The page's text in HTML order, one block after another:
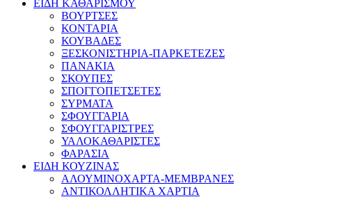
ΕΙΔΗ ΚΑΘΑΡΙΣΜΟΥ
ΒΟΥΡΤΣΕΣ
ΚΟΝΤΑΡΙΑ
ΚΟΥΒΑΔΕΣ
ΞΕΣΚΟΝΙΣΤΗΡΙΑ-ΠΑΡΚΕΤΕΖΕΣ
ΠΑΝΑΚΙΑ
ΣΚΟΥΠΕΣ
ΣΠΟΓΓΟΠΕΤΣΕΤΕΣ
ΣΥΡΜΑΤΑ
ΣΦΟΥΓΓΑΡΙΑ
ΣΦΟΥΓΓΑΡΙΣΤΡΕΣ
ΥΑΛΟΚΑΘΑΡΙΣΤΕΣ
ΦΑΡΑΣΙΑ
ΕΙΔΗ ΚΟΥΖΙΝΑΣ
ΑΛΟΥΜΙΝΟΧΑΡΤΑ-ΜΕΜΒΡΑΝΕΣ
ΑΝΤΙΚΟΛΛΗΤΙΚΑ ΧΑΡΤΙΑ